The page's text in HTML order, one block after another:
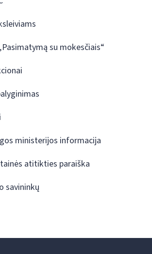
su mokesčiais“
ministerijos informacija
atitikties paraiška
savininkų